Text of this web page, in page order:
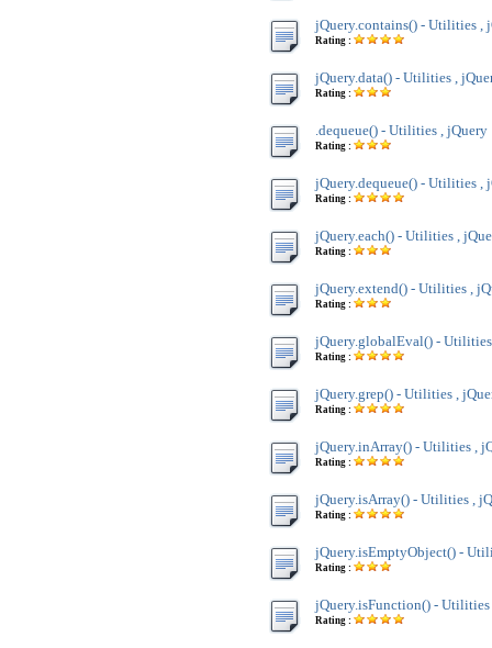
jQuery.contains() - Utilities ,
Rating :
jQuery.data() - Utilities ,
Rating :
.dequeue() - Utilities , jQuery
Rating :
jQuery.dequeue() - Utilities ,
Rating :
jQuery.each() - Utilities ,
Rating :
jQuery.extend() - Utilities ,
Rating :
jQuery.globalEval() -
Rating :
jQuery.grep() - Utilities ,
Rating :
jQuery.inArray() - Utilities ,
Rating :
jQuery.isArray() - Utilities ,
Rating :
jQuery.isEmptyObject() -
Rating :
jQuery.isFunction() - Utilities
Rating :